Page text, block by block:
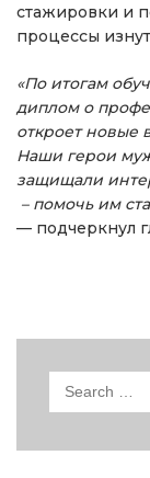
стажировки и
процессы
«По итогам
диплом о
откроет новые
Наши герои
защищали
– помочь им
— подчеркнул
Search